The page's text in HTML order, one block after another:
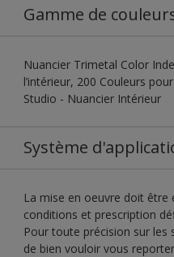
Gamme de
Nuancier Trimetal Color
l’intérieur, 200 Couleurs
Studio - Nuancier Intérieur
Système
La mise en oeuvre doit être
conditions et prescription
Pour toute précision sur les
de bien vouloir vous